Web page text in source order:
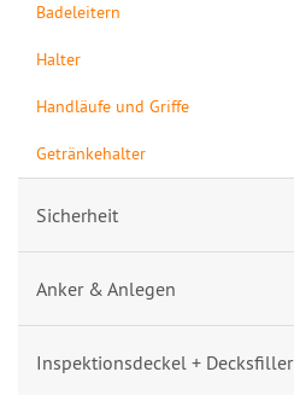
Badeleitern
Halter
Handläufe und Griffe
Getränkehalter
Sicherheit
Anker & Anlegen
Inspektionsdeckel + Decksfiller